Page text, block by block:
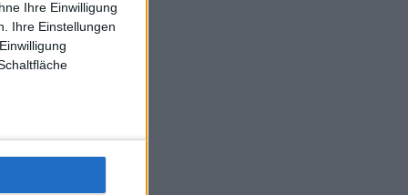
Ihre Einwilligung
Ihre Einstellungen
L-Struff wahrscheinlich morge 3 Spiele absolvieren (2.
1x Doppel) dank der hervorragenden Unterstützung
für F-A-A